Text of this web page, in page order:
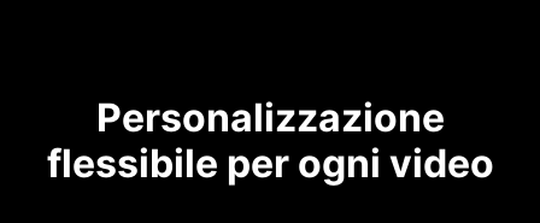
Personalizzazione
flessibile per ogni video